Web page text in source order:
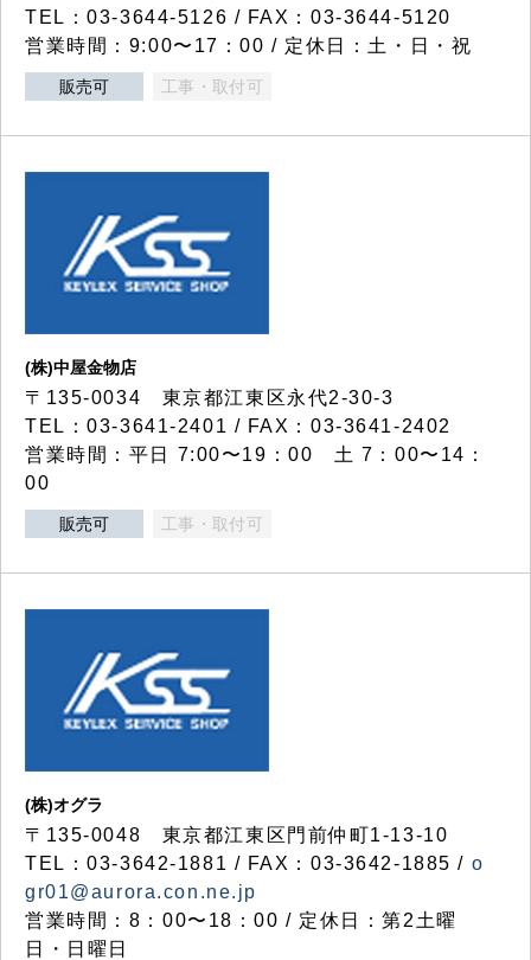
TEL：03-3644-5126 / FAX：03-3644-5120
営業時間：9:00〜17：00 / 定休日：土・日・祝
販売可 工事・取付可
(株)中屋金物店
〒135-0034 東京都江東区永代2-30-3
TEL：03-3641-2401 / FAX：03-3641-2402
営業時間：平日 7:00〜19：00 土 7：00〜14：
00
販売可 工事・取付可
(株)オグラ
〒135-0048 東京都江東区門前仲町1-13-10
TEL：03-3642-1881 / FAX：03-3642-1885 / o
gr01@aurora.con.ne.jp
営業時間：8：00〜18：00 / 定休日：第2土曜
日・日曜日